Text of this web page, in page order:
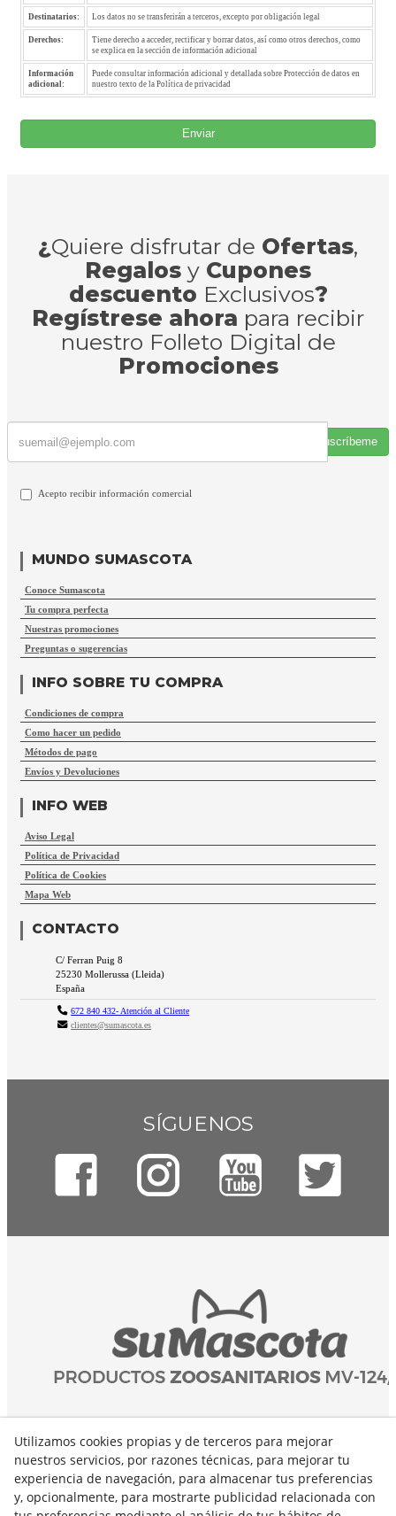
Destinatarios: Los datos no se transferirán a terceros, excepto por obligación legal
Derechos:
Tiene derecho a acceder, rectificar y borrar datos, así como otros derechos, como
se explica en la sección de información adicional
Información
adicional:
Puede consultar información adicional y detallada sobre Protección de datos en
nuestro texto de la Política de privacidad
Enviar
¿Quiere disfrutar de Ofertas,
Regalos y Cupones
descuento Exclusivos?
Regístrese ahora para recibir
nuestro Folleto Digital de
Promociones
Suscríbeme
Acepto recibir información comercial
MUNDO SUMASCOTA
Conoce Sumascota
Tu compra perfecta
Nuestras promociones
Preguntas o sugerencias
INFO SOBRE TU COMPRA
Condiciones de compra
Como hacer un pedido
Métodos de pago
Envíos y Devoluciones
INFO WEB
Aviso Legal
Política de Privacidad
Política de Cookies
Mapa Web
CONTACTO
C/ Ferran Puig 8
25230 Mollerussa (Lleida)
España
672 840 432- Atención al Cliente
clientes@sumascota.es
SÍGUENOS
Utilizamos cookies propias y de terceros para mejorar
nuestros servicios, por razones técnicas, para mejorar tu
experiencia de navegación, para almacenar tus preferencias
y, opcionalmente, para mostrarte publicidad relacionada con